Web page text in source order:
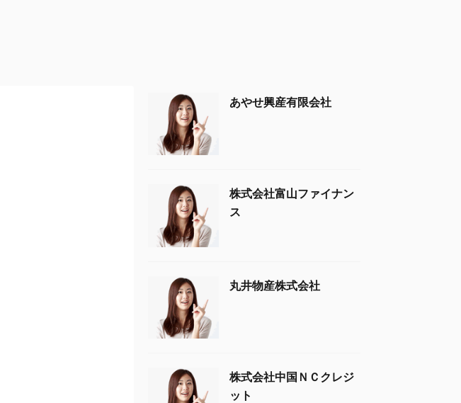
あやせ興産有限会社
株式会社富山ファイナン
ス
丸井物産株式会社
株式会社中国ＮＣクレジ
ット